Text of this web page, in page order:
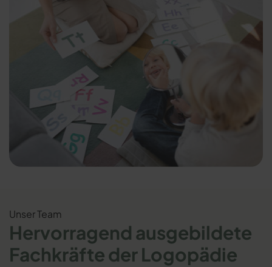
Unser Team
Hervorragend ausgebildete
Fachkräfte der Logopädie